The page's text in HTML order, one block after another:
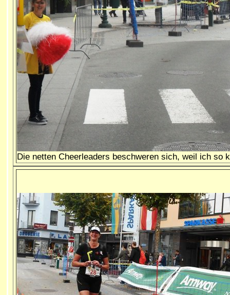
Die netten Cheerleaders beschweren sich, weil ich so